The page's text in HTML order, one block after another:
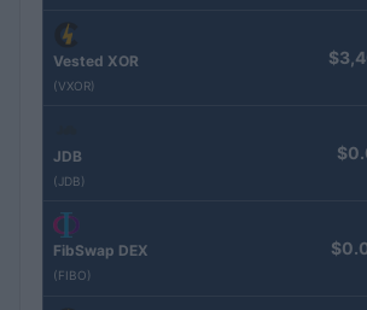
Vested XOR
(VXOR)
JDB
(JDB)
FibSwap DEX
(FIBO)